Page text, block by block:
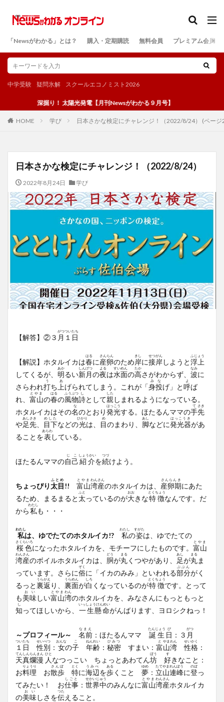
「Newsがわかる」とは？ 購入・定期購読 無料会員 プレミアム会員
中学受験 疑問氷解 スクールエコノミスト2026
深掘り！ 太陽光発電【月刊Newsがわかる９月号】
HOME 学び 日本さかな検定にチャレンジ！（2022/8/24） (ページ
日本さかな検定にチャレンジ！（2022/8/24）
2022年8月24日 学び
【解答】②３ 月
がつ
１日
ついたち
【解説】ホタルイカは春
はる
に産卵
さんらん
のため岸
きし
に接岸
せつがん
しようと浮上
ふじょう
してくるが、 明
あか
るい新月
しんげつ
の夜
よる
は水面
すいめん
の高
たか
さがわからず、 波
なみ
に
さらわれ打
う
ち 上
あ
げられてしまう。これが「身投
みな
げ」と呼
よ
ば
れ、 富山
とやま
の春
はる
の風
ふう
物
ぶつ
詩
し
として親
した
しまれるようになっている。
ホタルイカはその名
な
のとおり発光
はっこう
する。ほたるんママの手
て
先
さき
や足先
あしさき
目下
めした
などの光
ひかり
は、 目
め
のまわり、 脚
あし
などに発光器
はっこうき
があ
ることを表
あらわ
している。
ほたるんママの自己
じこ
紹介
しょうかい
を続
つづ
けよう。
ちょっぴり太目
ふとめ
!! 富山
とやま
湾産
わんさん
のホタルイカは、 産卵期
さんらんき
にあた
るため、まるまると 太
ふと
っているのが大
おお
きな特徴
とくちょう
なんです。だ
から私
わたし
も・・・
私
わたし
は、ゆでたてのホタルイカ!? 私
わたし
の姿
すがた
は、ゆでたての
桜色
さくらいろ
になったホタルイカを、モチーフにしたものです。 富山
とやま
湾産
わんさん
のボイルホタルイカは、 胴
どう
が丸
まる
くつやがあり、 足
あし
が丸
まる
ま
っています。さらに俗
ぞく
に「イカのみみ」といわれる部分
ぶぶん
がく
るっと裏返
うらがえ
り、 裏面
うらめん
が白
しろ
くなっているのが特徴
とくちょう
です。とって
も美味
おい
しい富山
とやま
湾
わん
のホタルイカを、みなさんにもっともっと
知
し
ってほしいから、 一生懸命
いっしょうけんめい
がんばります、ヨロシクねっ！
～プロフィール～ 名前
なまえ
：ほたるんママ 誕生
たんじょう
日
び
：３ 月
がつ
１日
ついたち
性別
せいべつ
： 女
おんな
の子
こ
年齢
ねんれい
： 秘密
ひみつ
すまい： 富
と
山
やま
湾
わん
性格
せいかく
：
天真爛漫
てんしんらんまん
人
ひと
なつっこい ちょっとあわてん坊
ぼう
好
す
きなこと：
お料理
りょうり
お散歩
さんぽ
特
とく
に海辺
うみべ
を歩
ある
くこと 夢
ゆめ
： 立山
たてやま
連峰
れんぽう
に登
のぼ
っ
てみたい！ お仕事
しごと
： 世界中
せかいじゅう
のみんなに富山
とやま
湾産
わんさん
ホタルイカ
の美
お
味
い
しさを伝
つた
えること。
検索